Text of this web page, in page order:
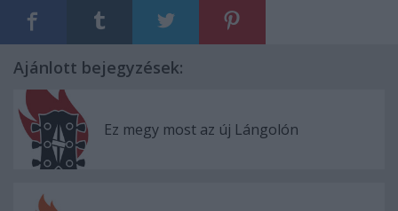
Ajánlott bejegyzések:
Ez megy most az új Lángolón